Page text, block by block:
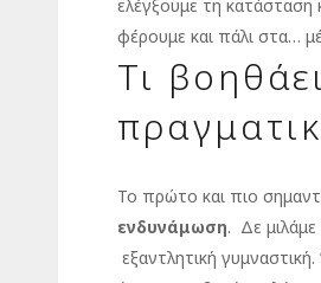
ελέγξουμε τη κατάσταση
φέρουμε και πάλι στα…
Τι βοηθάει
Το πρώτο και πιο
ενδυνάμωση. Δε μιλάμε
εξαντλητική